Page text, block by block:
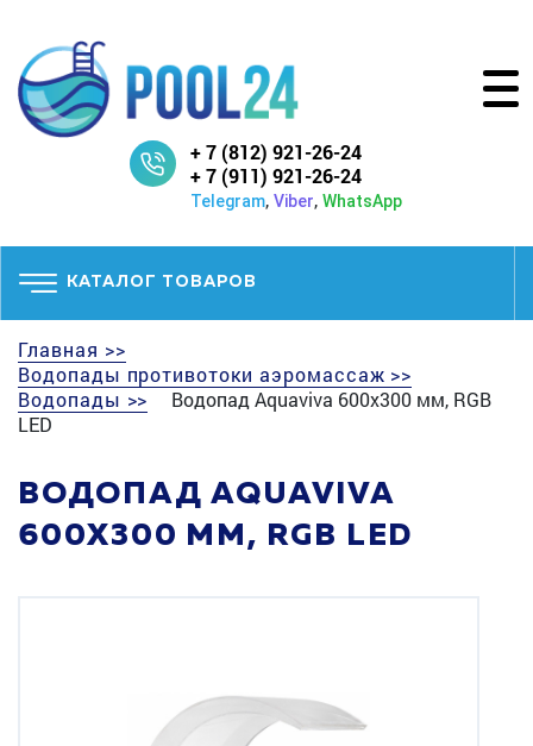
+ 7 (812) 921-26-24
+ 7 (911) 921-26-24
Telegram, Viber, WhatsApp
КАТАЛОГ ТОВАРОВ
Главная >>
Водопады противотоки аэромассаж >>
Водопады >>
Водопад Aquaviva 600х300 мм, RGB
LED
ВОДОПАД AQUAVIVA
600Х300 ММ, RGB LED